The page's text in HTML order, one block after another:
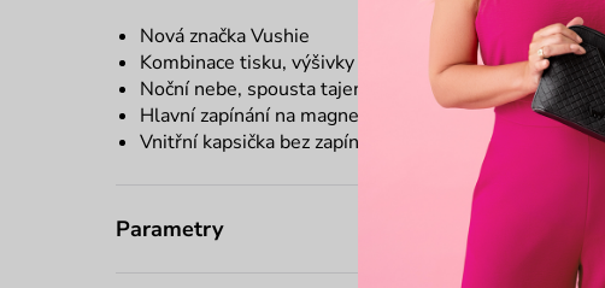
Nová značka Vushie
Kombinace tisku, výšivky a kovových prvků
Noční nebe, spousta tajemství a okatá panenka Laura
Hlavní zapínání na magnet a zip
Vnitřní kapsička bez zapínání i na zip a vnější kapsička
Parametry